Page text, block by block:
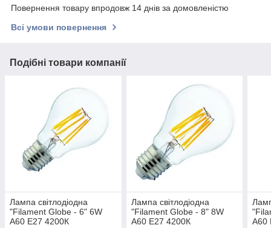
Повернення товару впродовж 14 днів за домовленістю
Всі умови повернення
Подібні товари компанії
Лампа світлодіодна
"Filament Globe - 6" 6W
A60 Е27 4200К
Лампа світлодіодна
"Filament Globe - 8" 8W
A60 Е27 4200К
A60